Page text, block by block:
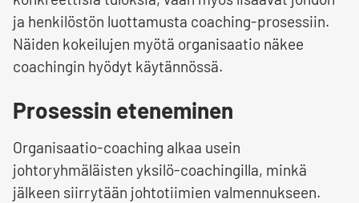
ja henkilöstön luottamusta coaching-prosessiin.
Näiden kokeilujen myötä organisaatio näkee
coachingin hyödyt käytännössä.
Prosessin eteneminen
Organisaatio-coaching alkaa usein
johtoryhmäläisten yksilö-coachingilla, minkä
jälkeen siirrytään johtotiimien valmennukseen.